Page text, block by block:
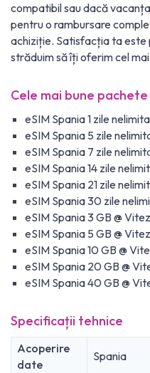
compatibil sau dacă
pentru o rambursare
achiziție. Satisfacția ta
străduim să îți oferim cel
Cele mai bune pachete
eSIM Spania 1 zile
eSIM Spania 5 zile
eSIM Spania 7 zile
eSIM Spania 14 zile
eSIM Spania 21 zile
eSIM Spania 30 zile
eSIM Spania 3 GB @
eSIM Spania 5 GB @
eSIM Spania 10 GB @
eSIM Spania 20 GB @
eSIM Spania 40 GB @
Specificații tehnice
Acoperire
date
Spania